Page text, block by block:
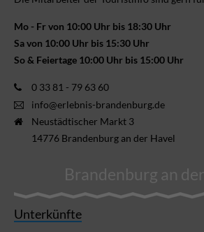
Mo - Fr von 10:00 Uhr bis 18:30 Uhr
Sa von 10:00 Uhr bis 15:30 Uhr
So & Feiertage 10:00 Uhr bis 15:00 Uhr
0 33 81 - 79 63 60
info@erlebnis-brandenburg.de
Neustädtischer Markt 3
14776 Brandenburg an der Havel
Brandenburg an
Unterkünfte